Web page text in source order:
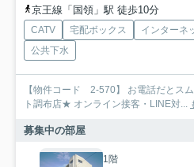
京王線「国領」駅 徒歩10分
CATV 宅配ボックス インターネ
公共下水
【物件コード 2-570】 お電話だとス
ト調布店★ オンライン接客・LINE対...
募集中の部屋
1階